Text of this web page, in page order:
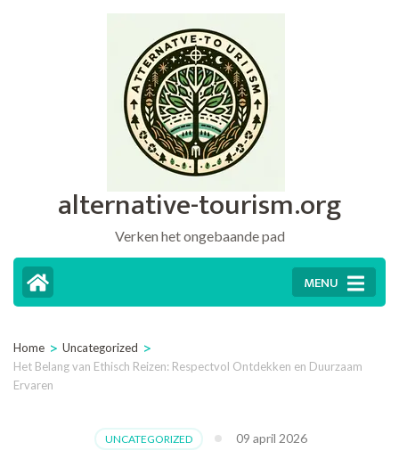
alternative-tourism.org
Verken het ongebaande pad
MENU
Home > Uncategorized >
Het Belang van Ethisch Reizen: Respectvol Ontdekken en Duurzaam
Ervaren
UNCATEGORIZED 09 april 2026